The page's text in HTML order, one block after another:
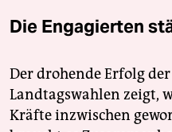
Die Engagierten
Der drohende Erfolg
Landtagswahlen zeigt,
Kräfte inzwischen